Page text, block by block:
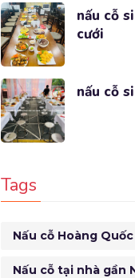
nấu cỗ
cưới
nấu cỗ
Tags
Nấu cỗ Hoàng
Nấu cỗ tại nhà gần